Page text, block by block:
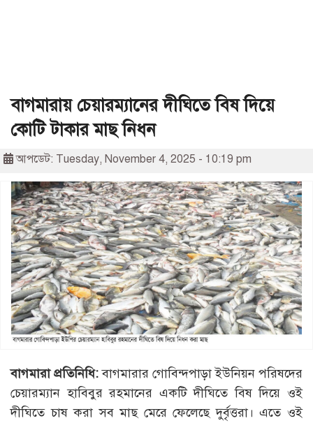
বাগমারায় চেয়ারম্যানের দীঘিতে বিষ দিয়ে
কোটি টাকার মাছ নিধন
আপডেট: Tuesday, November 4, 2025 - 10:19 pm
বাগমারা প্রতিনিধি:বাগমারার গোবিন্দপাড়া ইউনিয়ন পরিষদের
চেয়ারম্যান হাবিবুর রহমানের একটি দীঘিতে বিষ দিয়ে ওই
দীঘিতে চাষ করা সব মাছ মেরে ফেলেছে দুর্বৃত্তরা। এতে ওই